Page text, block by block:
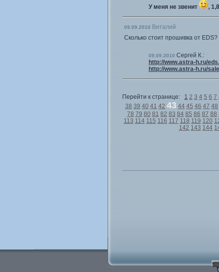
У меня не звенит
,
09.09.2010 Виталий
Сколько стоит прошивка от
09.09.2010 Сергей К.:
http://www.astra-h.ru/
http://www.astra-h.ru/
Перейти к странице: 1 2 3 4 5 6 7
38 39 40 41 42 43 44 45 46 47 48
78 79 80 81 82 83 84 85 86 87 88
113 114 115 116 117 118 119 120
142 143 144